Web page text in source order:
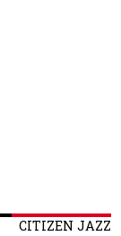
CITIZEN JAZZ